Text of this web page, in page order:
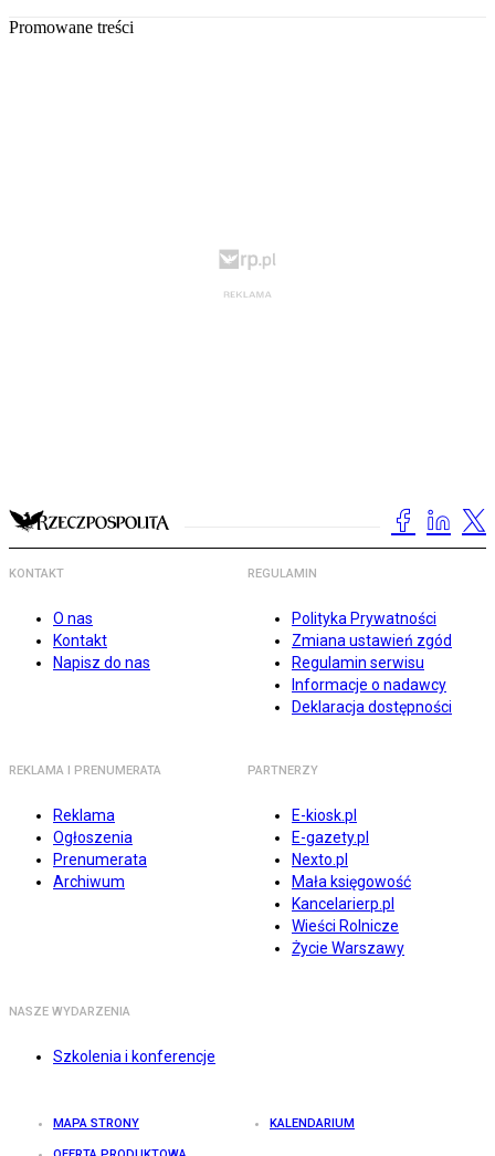
Promowane treści
KONTAKT
O nas
Kontakt
Napisz do nas
REGULAMIN
Polityka Prywatności
Zmiana ustawień zgód
Regulamin serwisu
Informacje o nadawcy
Deklaracja dostępności
REKLAMA I PRENUMERATA
Reklama
Ogłoszenia
Prenumerata
Archiwum
PARTNERZY
E-kiosk.pl
E-gazety.pl
Nexto.pl
Mała księgowość
Kancelarierp.pl
Wieści Rolnicze
Życie Warszawy
NASZE WYDARZENIA
Szkolenia i konferencje
MAPA STRONY KALENDARIUM